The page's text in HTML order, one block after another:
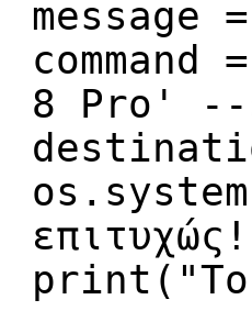
8 Pro' --
print("Tο